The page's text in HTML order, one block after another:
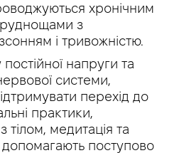
хронічним
з
і тривожністю.
напруги та
системи,
перехід до
практики,
тілом, медитація та
допомагають поступово